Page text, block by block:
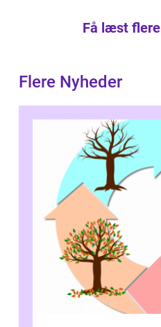
Få læst
Flere Nyheder